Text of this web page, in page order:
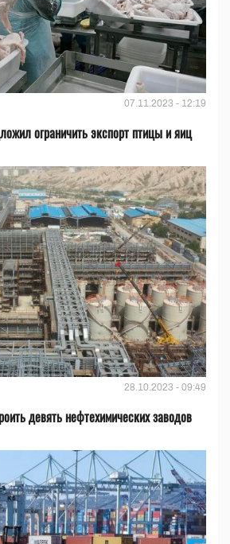
07.11.2023 - 12:19
ограничить экспорт птицы и яиц
28.10.2023 - 09:49
девять нефтехимических заводов